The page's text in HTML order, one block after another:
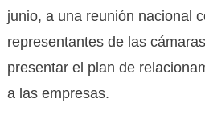
junio, a una reunión nacional
representantes de las
presentar el plan de
a las empresas.